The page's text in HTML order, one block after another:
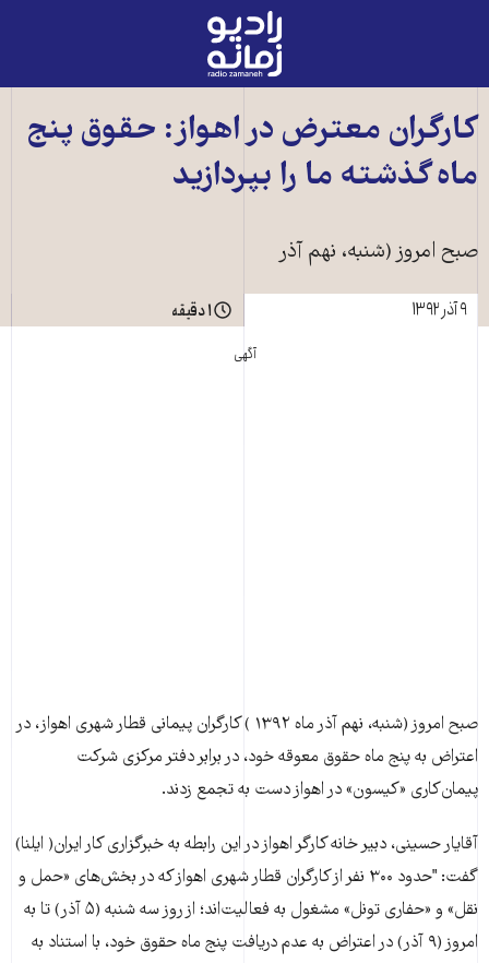
رادیو
زمانه
صفحه
اصلی
کارگران معترض در اهواز: حقوق پنج
ماه گذشته ما را بپردازید
صبح امروز (شنبه، نهم آذر
۹ آذر ۱۳۹۲
۱ دقیقه
آگهی
صبح امروز (شنبه، نهم آذر ماه ۱۳۹۲ ) کارگران پیمانی قطار شهری اهواز، در
اعتراض به پنج ماه حقوق معوقه خود، در برابر دفتر مرکزی شرکت
پیمان‌کاری «کیسون» در اهواز دست به تجمع زدند.
آقایار حسینی، دبیر خانه کارگر اهواز در این رابطه به خبرگزاری کار ایران( ایلنا)
گفت: "حدود ۳۰۰ نفر از کارگران قطار شهری اهواز که در بخش‌های «حمل و
نقل» و «حفاری تونل» مشغول به فعالیت‌اند؛ از روز سه شنبه (۵ آذر) تا به
امروز (۹ آذر) در اعتراض به عدم دریافت پنج ماه حقوق خود، با استناد به